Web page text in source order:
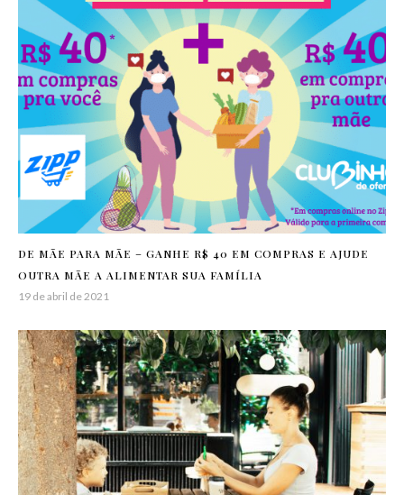
DE MÃE PARA MÃE – GANHE R$ 40 EM COMPRAS E AJUDE
OUTRA MÃE A ALIMENTAR SUA FAMÍLIA
19 de abril de 2021